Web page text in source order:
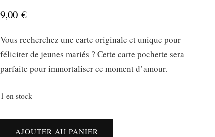
9,00 €
Vous recherchez une carte originale et unique pour
féliciter de jeunes mariés ? Cette carte pochette sera
parfaite pour immortaliser ce moment d’amour.
1 en stock
quantité
AJOUTER AU PANIER